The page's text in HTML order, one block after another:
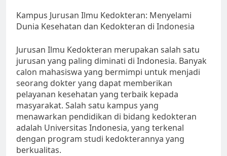
Kampus Jurusan Ilmu Kedokteran: Menyelami
Dunia Kesehatan dan Kedokteran di Indonesia
Jurusan Ilmu Kedokteran merupakan salah satu
jurusan yang paling diminati di Indonesia. Banyak
calon mahasiswa yang bermimpi untuk menjadi
seorang dokter yang dapat memberikan
pelayanan kesehatan yang terbaik kepada
masyarakat. Salah satu kampus yang
menawarkan pendidikan di bidang kedokteran
adalah Universitas Indonesia, yang terkenal
dengan program studi kedokterannya yang
berkualitas.